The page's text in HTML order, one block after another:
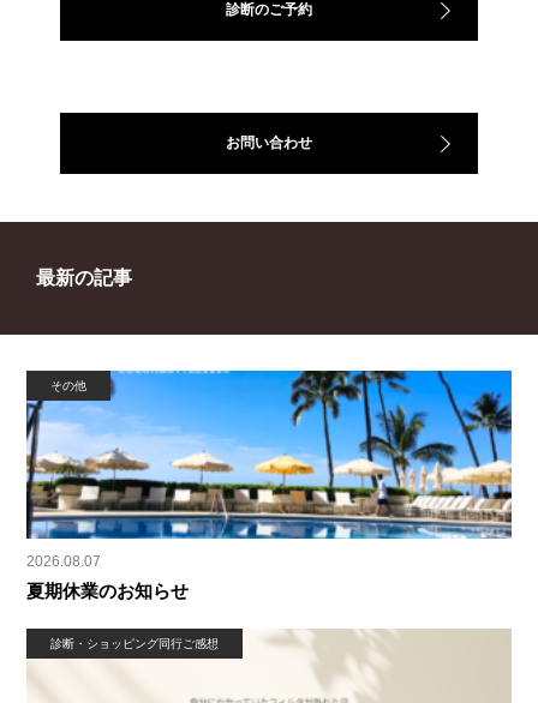
診断のご予約
お問い合わせ
最新の記事
その他
2026.08.07
夏期休業のお知らせ
診断・ショッピング同行ご感想